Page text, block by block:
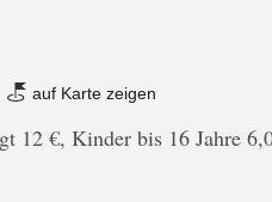
auf Karte zeigen
12 €, Kinder bis 16 Jahre